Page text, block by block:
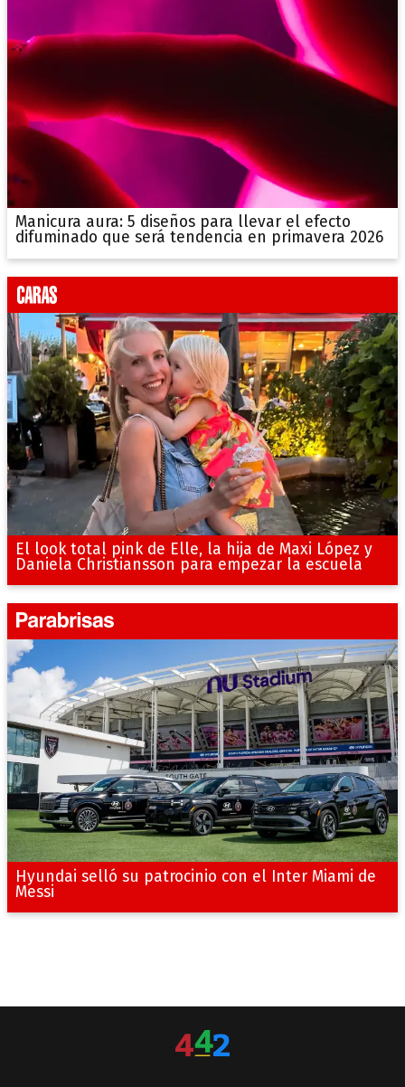
Manicura aura: 5 diseños para llevar el efecto
difuminado que será tendencia en primavera 2026
El look total pink de Elle, la hija de Maxi López y
Daniela Christiansson para empezar la escuela
Hyundai selló su patrocinio con el Inter Miami de
Messi